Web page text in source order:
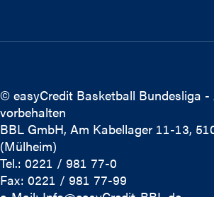
© easyCredit Basketball Bundesliga -
vorbehalten
BBL GmbH, Am Kabellager 11-13,
(Mülheim)
Tel.: 0221 / 981 77-0
Fax: 0221 / 981 77-99